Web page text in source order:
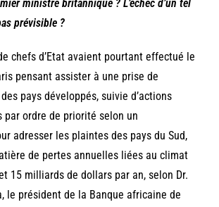
ministre britannique ? L’échec d’un tel
prévisible ?
chefs d’Etat avaient pourtant effectué le
pensant assister à une prise de
pays développés, suivie d’actions
par ordre de priorité selon un
adresser les plaintes des pays du Sud,
de pertes annuelles liées au climat
15 milliards de dollars par an, selon Dr.
le président de la Banque africaine de